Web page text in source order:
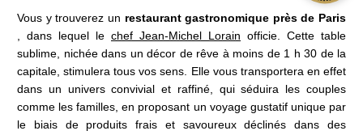
Vous y trouverez un restaurant gastronomique près de Paris
, dans lequel le chef Jean-Michel Lorain officie. Cette table
sublime, nichée dans un décor de rêve à moins de 1 h 30 de la
capitale, stimulera tous vos sens. Elle vous transportera en effet
dans un univers convivial et raffiné, qui séduira les couples
comme les familles, en proposant un voyage gustatif unique par
le biais de produits frais et savoureux déclinés dans des